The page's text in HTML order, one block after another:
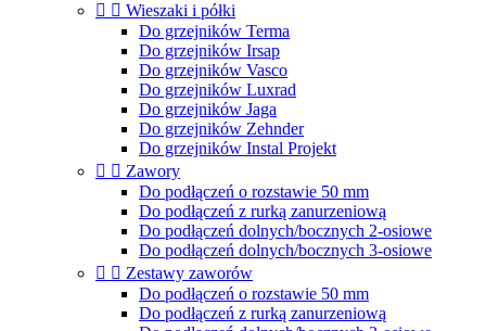
  Wieszaki i półki
Do grzejników Terma
Do grzejników Irsap
Do grzejników Vasco
Do grzejników Luxrad
Do grzejników Jaga
Do grzejników Zehnder
Do grzejników Instal Projekt
  Zawory
Do podłączeń o rozstawie 50 mm
Do podłączeń z rurką zanurzeniową
Do podłączeń dolnych/bocznych 2-osiowe
Do podłączeń dolnych/bocznych 3-osiowe
  Zestawy zaworów
Do podłączeń o rozstawie 50 mm
Do podłączeń z rurką zanurzeniową